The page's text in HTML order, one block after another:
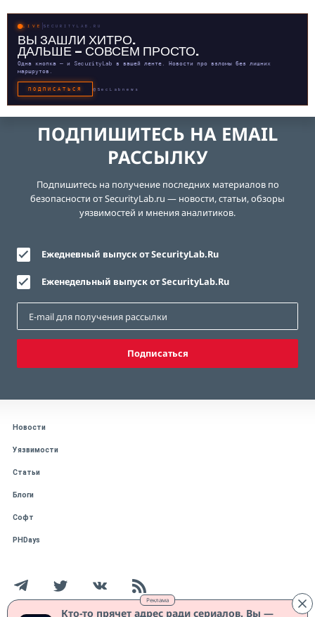
Реклама
Кто-то прячет адрес ради сериалов. Вы —
LIVE SECURITYLAB.RU
ВЫ ЗАШЛИ ХИТРО.
ДАЛЬШЕ — СОВСЕМ ПРОСТО.
Одна кнопка — и SecurityLab в вашей ленте. Новости про взломы без лишних
маршрутов.
ПОДПИСАТЬСЯ @SecLabnews
ПОДПИШИТЕСЬ НА EMAIL
РАССЫЛКУ
Подпишитесь на получение последних материалов по
безопасности от SecurityLab.ru — новости, статьи, обзоры
уязвимостей и мнения аналитиков.
Ежедневный выпуск от SecurityLab.Ru
Еженедельный выпуск от SecurityLab.Ru
Подписаться
Новости
Уязвимости
Статьи
Блоги
Софт
PHDays